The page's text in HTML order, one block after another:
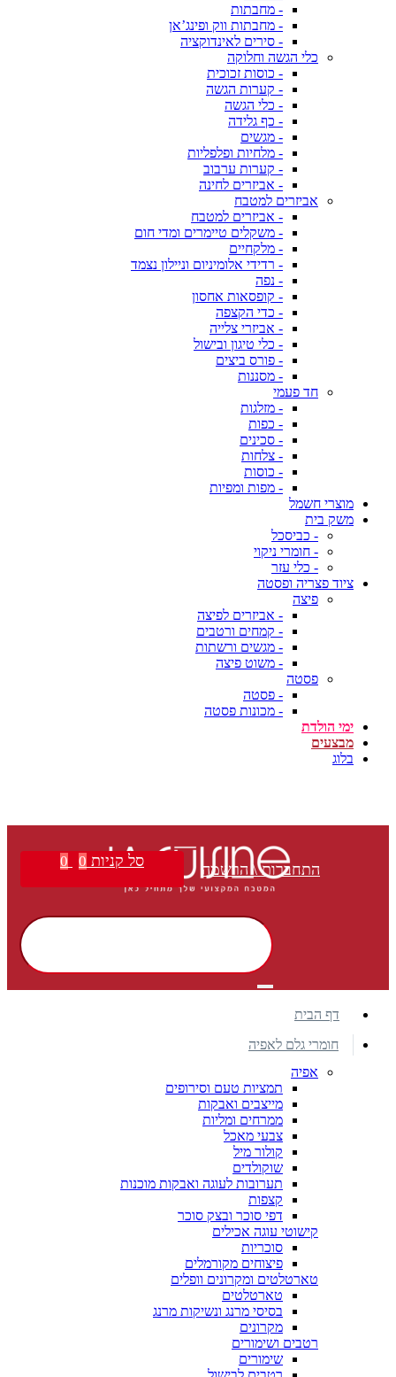
- מחבתות
- מחבתות ווק ופינג’אן
- סירים לאינדוקציה
כלי הגשה וחלוקה
- כוסות זכוכית
- קערות הגשה
- כלי הגשה
- כף גלידה
- מגשים
- מלחיות ופלפליות
- קערות ערבוב
- אביזרים לחינה
אביזרים למטבח
- אביזרים למטבח
- משקלים טיימרים ומדי חום
- מלקחיים
- רדידי אלומיניום וניילון נצמד
- נפה
- קופסאות אחסון
- כדי הקצפה
- אביזרי צלייה
- כלי טיגון ובישול
- פורס ביצים
- מסננות
חד פעמי
- מזלגות
- כפות
- סכינים
- צלחות
- כוסות
- מפות ומפיות
מוצרי חשמל
משק בית
- כביסכל
- חומרי ניקוי
- כלי עזר
ציוד פצריה ופסטה
פיצה
- אביזרים לפיצה
- קמחים ורטבים
- מגשים ורשתות
- משוט פיצה
פסטה
- פסטה
- מכונות פסטה
ימי הולדת
מבצעים
בלוג
התחברות \ הרשמה סל קניות 0
0
דף הבית
חומרי גלם לאפיה
אפיה
תמציות טעם וסירופים
מייצבים ואבקות
ממרחים ומליות
צבעי מאכל
קולור מיל
שוקולדים
תערובות לעוגה ואבקות מוכנות
קצפות
דפי סוכר ובצק סוכר
קישוטי עוגה אכילים
סוכריות
פיצוחים מקורמלים
טארטלטים ומקרונים וופלים
טארטלטים
בסיסי מרנג ונשיקות מרנג
מקרונים
רטבים ושימורים
שימורים